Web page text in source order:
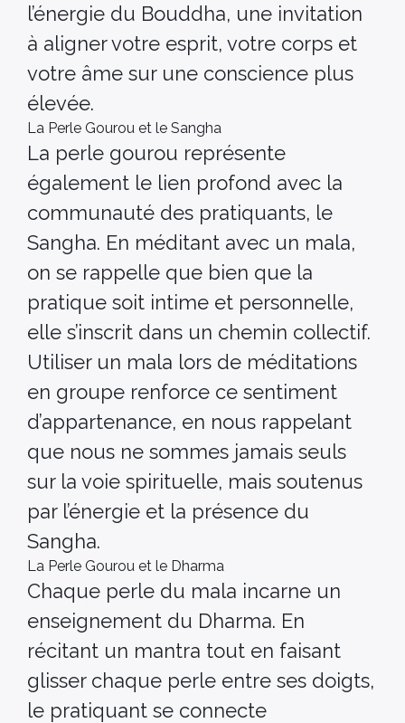
l’énergie du Bouddha, une invitation
à aligner votre esprit, votre corps et
votre âme sur une conscience plus
élevée.
La Perle Gourou et le Sangha
La perle gourou représente
également le lien profond avec la
communauté des pratiquants, le
Sangha. En méditant avec un mala,
on se rappelle que bien que la
pratique soit intime et personnelle,
elle s’inscrit dans un chemin collectif.
Utiliser un mala lors de méditations
en groupe renforce ce sentiment
d’appartenance, en nous rappelant
que nous ne sommes jamais seuls
sur la voie spirituelle, mais soutenus
par l’énergie et la présence du
Sangha.
La Perle Gourou et le Dharma
Chaque perle du mala incarne un
enseignement du Dharma. En
récitant un mantra tout en faisant
glisser chaque perle entre ses doigts,
le pratiquant se connecte